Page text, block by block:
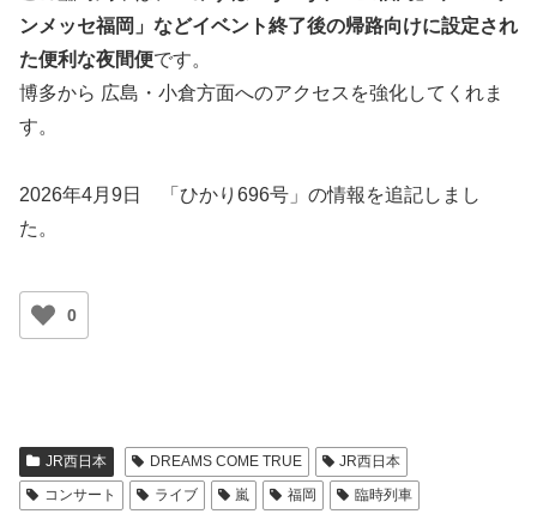
ンメッセ福岡」などイベント終了後の帰路向けに設定され
た便利な夜間便です。
博多から 広島・小倉方面へのアクセスを強化してくれま
す。
2026年4月9日 「ひかり696号」の情報を追記しまし
た。
0
JR西日本 DREAMS COME TRUE
JR西日本
コンサート
ライブ 嵐 福岡 臨時列車